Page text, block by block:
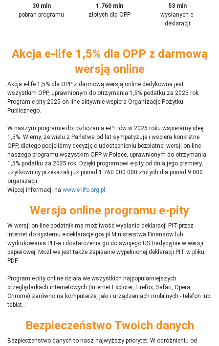
30 mln
pobrań programu
1.760 mln
złotych dla OPP
53 mln
wysłanych e-
deklaracji
Akcja e-life 1,5% dla OPP z darmową
wersją online
Akcja e-life 1,5% dla OPP z darmową wersją online dedykowna jest
wszystkim OPP, uprawnionym do otrzymania 1,5% podatku za 2025 rok.
Program e-pity 2025 on-line aktywnie wspiera Organizacje Pożytku
Publicznego.
W naszym programie do rozliczania e-PITów w 2026 roku wspieramy ideę
1,5%. Wiemy, że wielu z Państwa od lat sympatyzuje i wspiera konkretne
OPP, dlatego podjęliśmy decyzję o udostępnieniu bezpłatnej wersji on-line
naszego programu wszystkim OPP w Polsce, uprawnionym do otrzymania
1,5% podatku za 2025 rok. Dzięki programowi e-pity od dnia jego premiery,
użytkownicy przekazali już ponad 1 760 000 000 złotych dla ponad 9 000
organizacji.
Więcej informacji na www.e-life.org.pl
Wersja online programu e-pity
W wersji on-line podatnik ma możliwość wysłania deklaracji PIT przez
Internet do systemu e-deklaracje.gov.pl Ministerstwa Finansów lub
wydrukowania PIT-a i dostarczenia go do swojego US tradycyjnie w wersji
papierowej. Możliwe jest także zapisanie wypełnionej deklaracji PIT w pliku
PDF.
Program e-pity online działa we wszystkich najpopularniejszych
przeglądarkach internetowych (Internet Explorer, Firefox, Safari, Opera,
Chrome) zarówno na komputerze, jaki i urządzeniach mobilnych - telefon lub
tablet..
Bezpieczeństwo Twoich danych
Bezpieczeństwo danych to nasz najwyższy priorytet. W odróżnieniu od